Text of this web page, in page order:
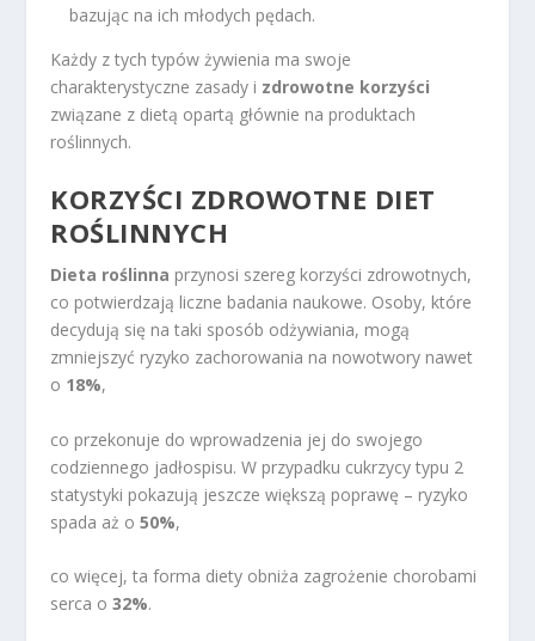
bazując na ich młodych pędach.
Każdy z tych typów żywienia ma swoje
charakterystyczne zasady i zdrowotne korzyści
związane z dietą opartą głównie na produktach
roślinnych.
KORZYŚCI ZDROWOTNE DIET
ROŚLINNYCH
Dieta roślinna przynosi szereg korzyści zdrowotnych,
co potwierdzają liczne badania naukowe. Osoby, które
decydują się na taki sposób odżywiania, mogą
zmniejszyć ryzyko zachorowania na nowotwory nawet
o 18%,
co przekonuje do wprowadzenia jej do swojego
codziennego jadłospisu. W przypadku cukrzycy typu 2
statystyki pokazują jeszcze większą poprawę – ryzyko
spada aż o50%,
co więcej, ta forma diety obniża zagrożenie chorobami
serca o32%.